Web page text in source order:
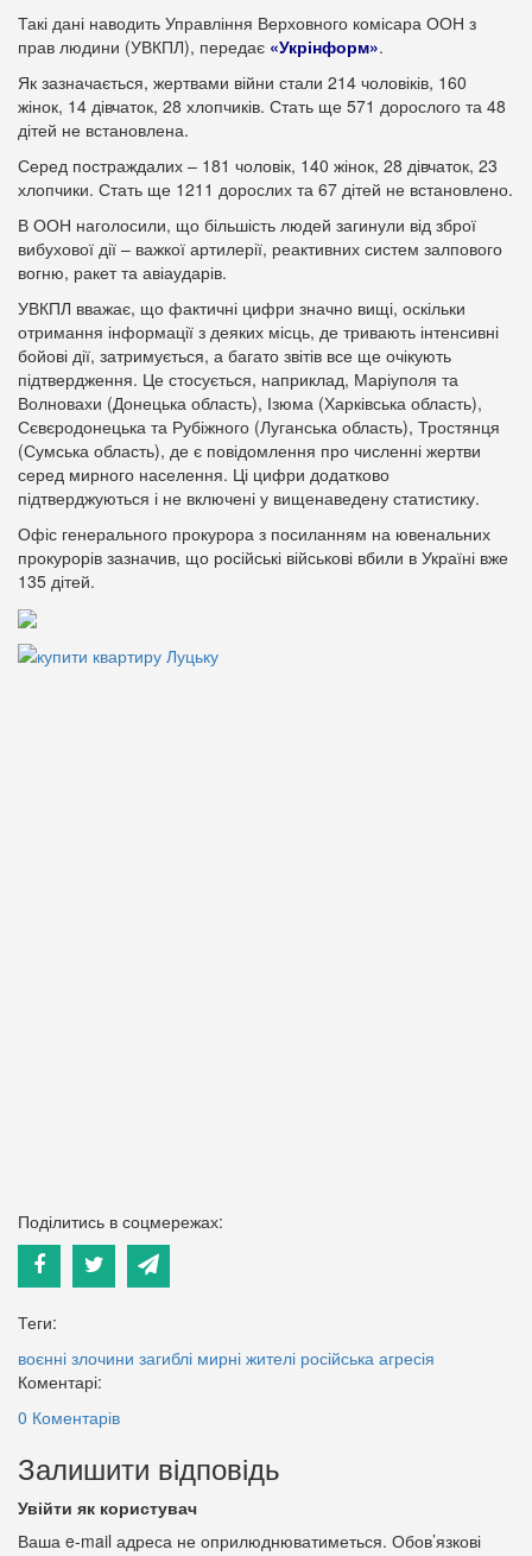
Такі дані наводить Управління Верховного комісара ООН з
прав людини (УВКПЛ), передає «Укрінформ».
Як зазначається, жертвами війни стали 214 чоловіків, 160
жінок, 14 дівчаток, 28 хлопчиків. Стать ще 571 дорослого та 48
дітей не встановлена.
Серед постраждалих – 181 чоловік, 140 жінок, 28 дівчаток, 23
хлопчики. Стать ще 1211 дорослих та 67 дітей не встановлено.
В ООН наголосили, що більшість людей загинули від зброї
вибухової дії – важкої артилерії, реактивних систем залпового
вогню, ракет та авіаударів.
УВКПЛ вважає, що фактичні цифри значно вищі, оскільки
отримання інформації з деяких місць, де тривають інтенсивні
бойові дії, затримується, а багато звітів все ще очікують
підтвердження. Це стосується, наприклад, Маріуполя та
Волновахи (Донецька область), Ізюма (Харківська область),
Сєвєродонецька та Рубіжного (Луганська область), Тростянця
(Сумська область), де є повідомлення про численні жертви
серед мирного населення. Ці цифри додатково
підтверджуються і не включені у вищенаведену статистику.
Офіс генерального прокурора з посиланням на ювенальних
прокурорів зазначив, що російські військові вбили в Україні вже
135 дітей.
Поділитись в соцмережах:
Теги:
воєнні злочини загиблі мирні жителі російська агресія
Коментарі:
0 Коментарів
Залишити відповідь
Увійти як користувач
Ваша e-mail адреса не оприлюднюватиметься. Обов’язкові